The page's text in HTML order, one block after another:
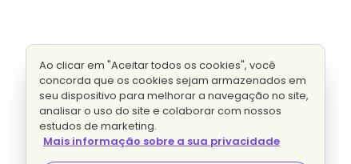
Ao clicar em "Aceitar todos os cookies", você
concorda que os cookies sejam armazenados em
seu dispositivo para melhorar a navegação no site,
analisar o uso do site e colaborar com nossos
estudos de marketing.
Mais informação sobre a sua privacidade